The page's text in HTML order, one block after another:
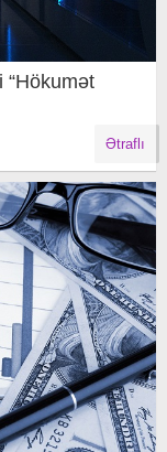
“Hökumət
Ətraflı